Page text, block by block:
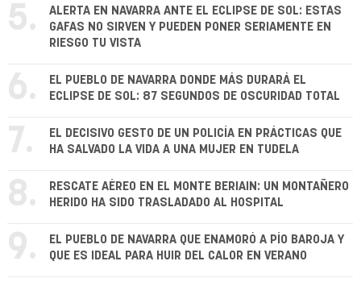
5.
ALERTA EN NAVARRA ANTE EL ECLIPSE DE SOL: ESTAS
GAFAS NO SIRVEN Y PUEDEN PONER SERIAMENTE EN
RIESGO TU VISTA
6.
EL PUEBLO DE NAVARRA DONDE MÁS DURARÁ EL
ECLIPSE DE SOL: 87 SEGUNDOS DE OSCURIDAD TOTAL
7.
EL DECISIVO GESTO DE UN POLICÍA EN PRÁCTICAS QUE
HA SALVADO LA VIDA A UNA MUJER EN TUDELA
8.
RESCATE AÉREO EN EL MONTE BERIAIN: UN MONTAÑERO
HERIDO HA SIDO TRASLADADO AL HOSPITAL
9.
EL PUEBLO DE NAVARRA QUE ENAMORÓ A PÍO BAROJA Y
QUE ES IDEAL PARA HUIR DEL CALOR EN VERANO